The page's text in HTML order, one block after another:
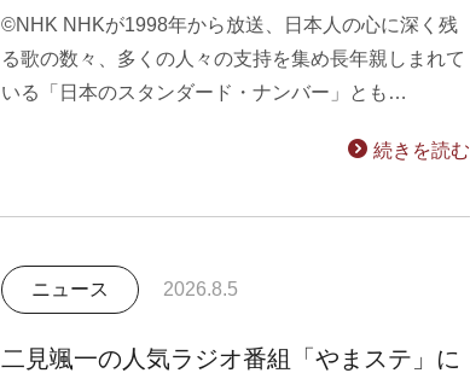
©NHK NHKが1998年から放送、日本人の心に深く残
る歌の数々、多くの人々の支持を集め長年親しまれて
いる「日本のスタンダード・ナンバー」とも…
続きを読む
ニュース 2026.8.5
二見颯一の人気ラジオ番組「やまステ」に